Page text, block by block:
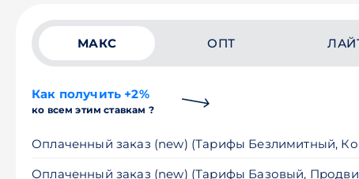
МАКС ОПТ
Как получить +2%
ко всем этим ставкам ?
Оплаченный заказ (new) (Тарифы Безлимитный,
Оплаченный заказ (new) (Тарифы Базовый,